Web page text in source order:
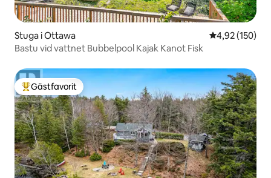
Stuga i Ottawa 4,92 av 5 i
4,92 (150)
Bastu vid vattnet Bubbelpool Kajak Kanot Fisk
Populär gästfavorit
Gästfavorit